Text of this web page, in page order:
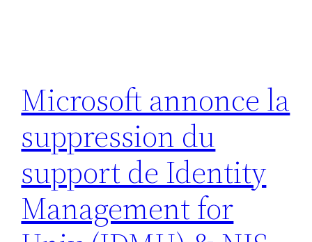
Microsoft annonce la
suppression du
support de Identity
Management for